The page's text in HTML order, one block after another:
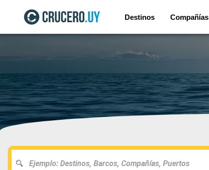
Destinos Compañías